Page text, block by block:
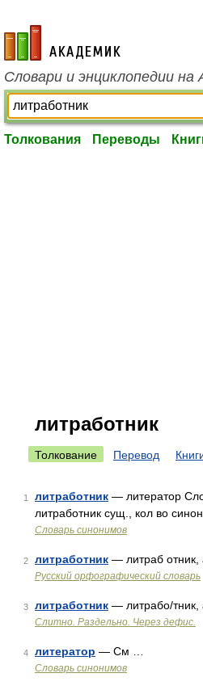
academic.ru
Словари и энциклопедии на
Толкования Переводы
литработник
Толкование Перевод
1 литработник — литератор
литработник сущ., кол во
Словарь синонимов
2 литработник — литраб отник,
Русский орфографический словарь
3 литработник — литрабо/тник,
Слитно. Раздельно. Через дефис.
4 литератор — См …
Словарь синонимов